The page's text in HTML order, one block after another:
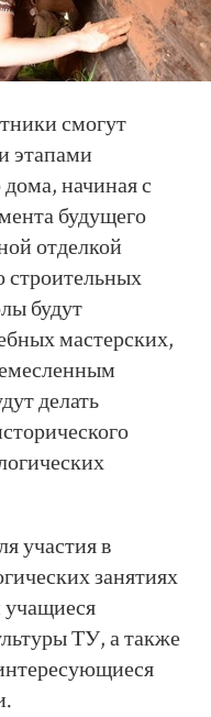
смогут
этапами
дома, начиная с
будущего
отделкой
строительных
будут
мастерских,
делать
участия в
занятиях
учащиеся
ТУ, а также